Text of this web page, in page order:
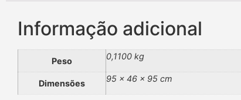
Informação adicional
Peso 0,1100 kg
Dimensões 95 × 46 × 95 cm